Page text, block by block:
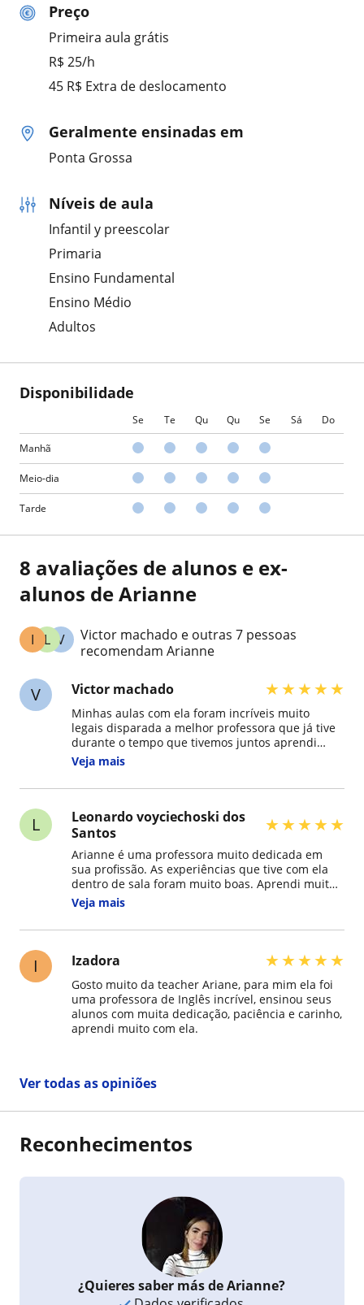
Preço
Primeira aula grátis
R$ 25/h
45 R$ Extra de deslocamento
Geralmente ensinadas em
Ponta Grossa
Níveis de aula
Infantil y preescolar
Primaria
Ensino Fundamental
Ensino Médio
Adultos
Disponibilidade
Se Te Qu Qu Se Sá Do
Manhã
Meio-dia
Tarde
8 avaliações de alunos e ex-
alunos de Arianne
V
L
I
Victor machado e outras 7 pessoas
recomendam Arianne
V Victor machado ★★★★★
Minhas aulas com ela foram incríveis muito
legais disparada a melhor professora que já tive
durante o tempo que tivemos juntos aprendi
muitas coisas, não só dos meus estudos mais
também da vida uma ótima pessoa e professora
também
Veja mais
L
Leonardo voyciechoski dos
Santos
★★★★★
Arianne é uma professora muito dedicada em
sua profissão. As experiências que tive com ela
dentro de sala foram muito boas. Aprendi muitas
e muitas coisas . Excelente profissional no que
faz. Foi com ela que aprendi muitas coisas em
inglês. A amizade, o vínculo que criei com ela, são
profissional como amiga.
Veja mais
I Izadora ★★★★★
Gosto muito da teacher Ariane, para mim ela foi
uma professora de Inglês incrível, ensinou seus
alunos com muita dedicação, paciência e carinho,
aprendi muito com ela.
Ver todas as opiniões
Reconhecimentos
¿Quieres saber más de Arianne?